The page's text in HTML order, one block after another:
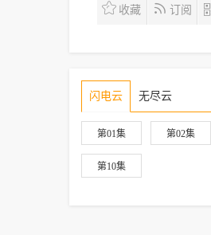
收藏 订阅
闪电云 无尽云
第01集 第02集
第10集